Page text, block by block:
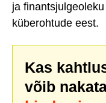
ja
küberohtude eest.
Kas
võib